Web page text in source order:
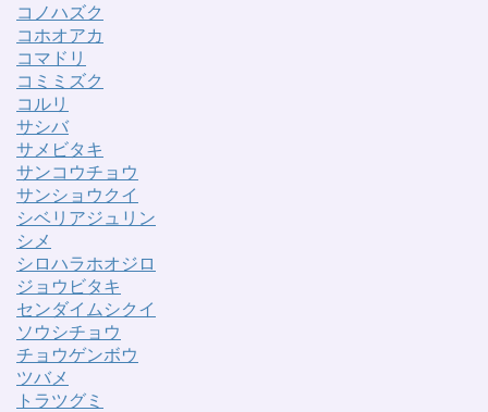
コノハズク
コホオアカ
コマドリ
コミミズク
コルリ
サシバ
サメビタキ
サンコウチョウ
サンショウクイ
シベリアジュリン
シメ
シロハラホオジロ
ジョウビタキ
センダイムシクイ
ソウシチョウ
チョウゲンボウ
ツバメ
トラツグミ